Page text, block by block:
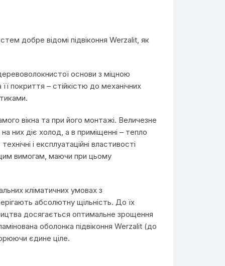
добре відомі підвіконня Werzalit, як
основи з міцною
покриття – стійкістю до механічних
вікна та при його монтажі. Величезне
них діє холод, а в приміщенні – тепло
і експлуатаційні властивості
цим вимогам, маючи при цьому
кліматичних умовах з
абсолютну щільність. До їх
досягається оптимальне зрощення
оболонка підвіконня Werzalit (до
єдине ціле.